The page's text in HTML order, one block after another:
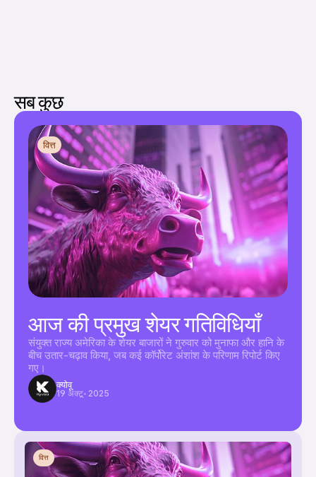
सब कुछ
वित्त
आज की प्रमुख शेयर गतिविधियाँ
संयुक्त राज्य अमेरिका के शेयर बाजारों ने गुरुवार को मुनाफा और हानि के
बीच उतार-चढ़ाव किया, जब कई कॉर्पोरेट अंशांश के परिणाम रिपोर्ट किए
गए।
क्योवू
19 अक्टू॰ 2025
वित्त